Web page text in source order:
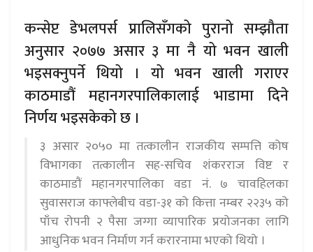
कन्सेप्ट डेभलपर्स प्रालिसँगको पुरानो सम्झौता
अनुसार २०७७ असार ३ मा नै यो भवन खाली
भइसक्नुपर्ने थियो । यो भवन खाली गराएर
काठमाडौं महानगरपालिकालाई भाडामा दिने
निर्णय भइसकेको छ ।
३ असार २०५० मा तत्कालीन राजकीय सम्पत्ति कोष
विभागका तत्कालीन सह-सचिव शंकरराज विष्ट र
काठमाडौं महानगरपालिका वडा नं. ७ चावहिलका
सुवासराज काफ्लेबीच वडा-३१ को कित्ता नम्बर २२३५ को
पाँच रोपनी २ पैसा जग्गा व्यापारिक प्रयोजनका लागि
आधुनिक भवन निर्माण गर्न करारनामा भएको थियो ।